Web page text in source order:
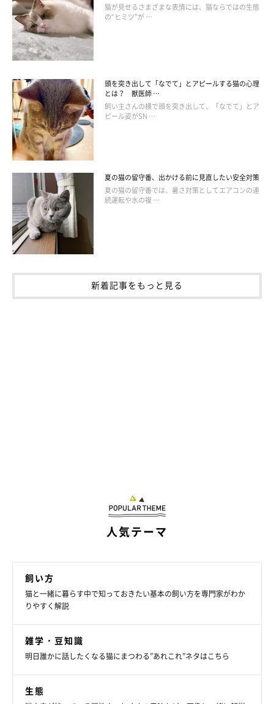
猫が見せるさまざまな表情には、猫ならではの生態
の“ヒミツ”が …
頭を突き出して「なでて」とアピールする猫の心理
とは？ 獣医師 …
飼い主さんの横で頭を突き出して、「なでて」とア
ピール姿がSN …
夏の猫の留守番、出かける前に見直したい安全対策
夏の猫の留守番では、暑さ対策としてエアコンの連
続運転や水の複 …
新着記事をもっと見る
人気テーマ
飼い方
猫と一緒に暮らす中で知っておきたい基本の飼い方を専門家がわか
りやすく解説
雑学・豆知識
明日誰かに話したくなる猫にまつわる”あれこれ”ネタはこちら
生態